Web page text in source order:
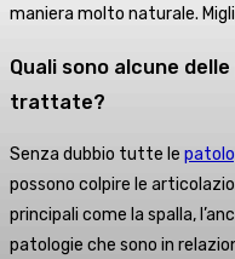
maniera molto naturale.
Quali sono alcune
trattate?
Senza dubbio tutte le
possono colpire le
principali come la spalla,
patologie che sono in